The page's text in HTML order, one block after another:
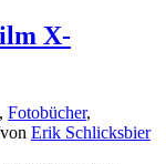
X-
, Fotobücher,
von Erik Schlicksbier